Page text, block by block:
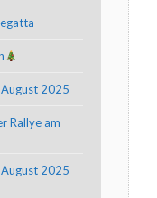
2025
Rallye am
2025